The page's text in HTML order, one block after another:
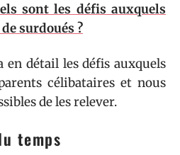
sont les défis auxquels
surdoués ?
en détail les défis auxquels
célibataires et nous
de les relever.
temps